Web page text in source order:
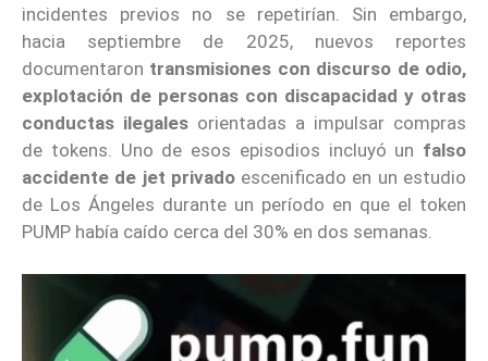
incidentes previos no se repetirían. Sin embargo,
hacia septiembre de 2025, nuevos reportes
documentaron transmisiones con discurso de odio,
explotación de personas con discapacidad y otras
conductas ilegales orientadas a impulsar compras
de tokens. Uno de esos episodios incluyó un falso
accidente de jet privadoescenificado en un estudio
de Los Ángeles durante un período en que el token
PUMP había caído cerca del 30% en dos semanas.